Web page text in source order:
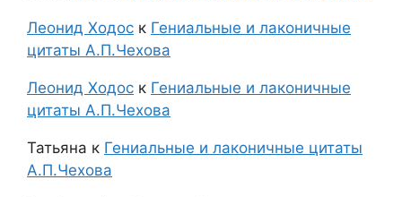
Леонид Ходос к Гениальные и лаконичные
цитаты А.П.Чехова
Леонид Ходос к Гениальные и лаконичные
цитаты А.П.Чехова
Татьяна к Гениальные и лаконичные цитаты
А.П.Чехова